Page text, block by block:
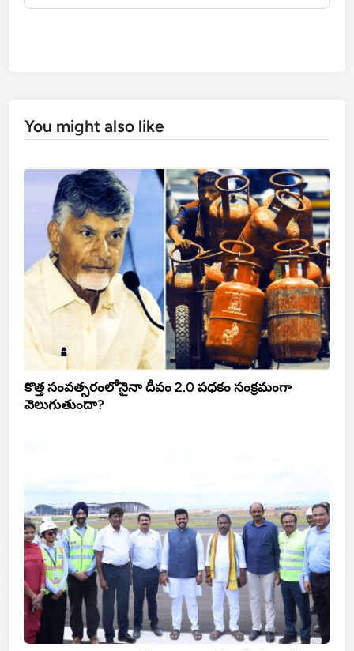
You might also like
కొత్త సంవత్సరంలోనైనా దీపం 2.0 పధకం సంక్రమంగా
వెలుగుతుందా?